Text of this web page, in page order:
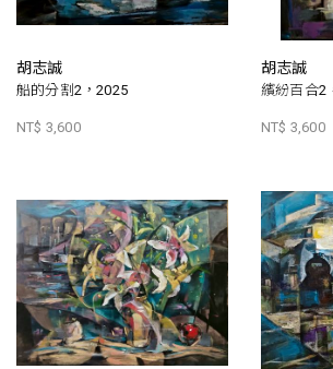
胡志誠
船的分割2，2025
NT$ 3,600
胡志誠
繽紛百合2
NT$ 3,600